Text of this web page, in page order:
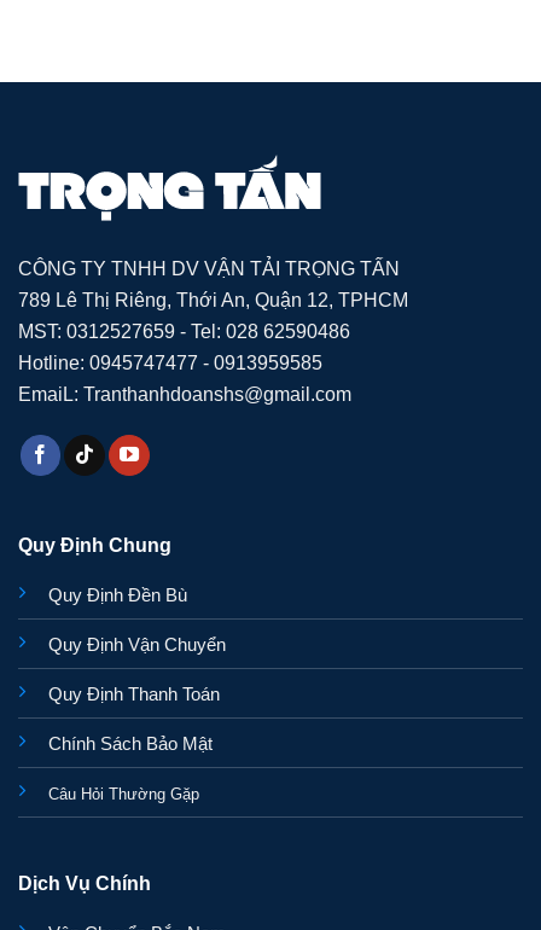
CÔNG TY TNHH DV VẬN TẢI TRỌNG TẤN
789 Lê Thị Riêng, Thới An, Quận 12, TPHCM
MST: 0312527659 - Tel: 028 62590486
Hotline: 0945747477 - 0913959585
EmaiL: Tranthanhdoanshs@gmail.com
Quy Định Chung
Quy Định Đền Bù
Quy Định Vận Chuyển
Quy Định Thanh Toán
Chính Sách Bảo Mật
Câu Hỏi Thường Gặp
Dịch Vụ Chính